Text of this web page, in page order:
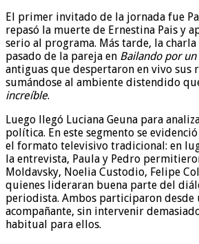
El primer invitado de la jornada fue
repasó la muerte de Ernestina Pais y
serio al programa. Más tarde, la
pasado de la pareja en Bailando por
antiguas que despertaron en vivo sus
sumándose al ambiente distendido
increíble.
Luego llegó Luciana Geuna para
política. En este segmento se
el formato televisivo tradicional: en
la entrevista, Paula y Pedro
Moldavsky, Noelia Custodio, Felipe
quienes lideraran buena parte del
periodista. Ambos participaron desde
acompañante, sin intervenir
habitual para ellos.